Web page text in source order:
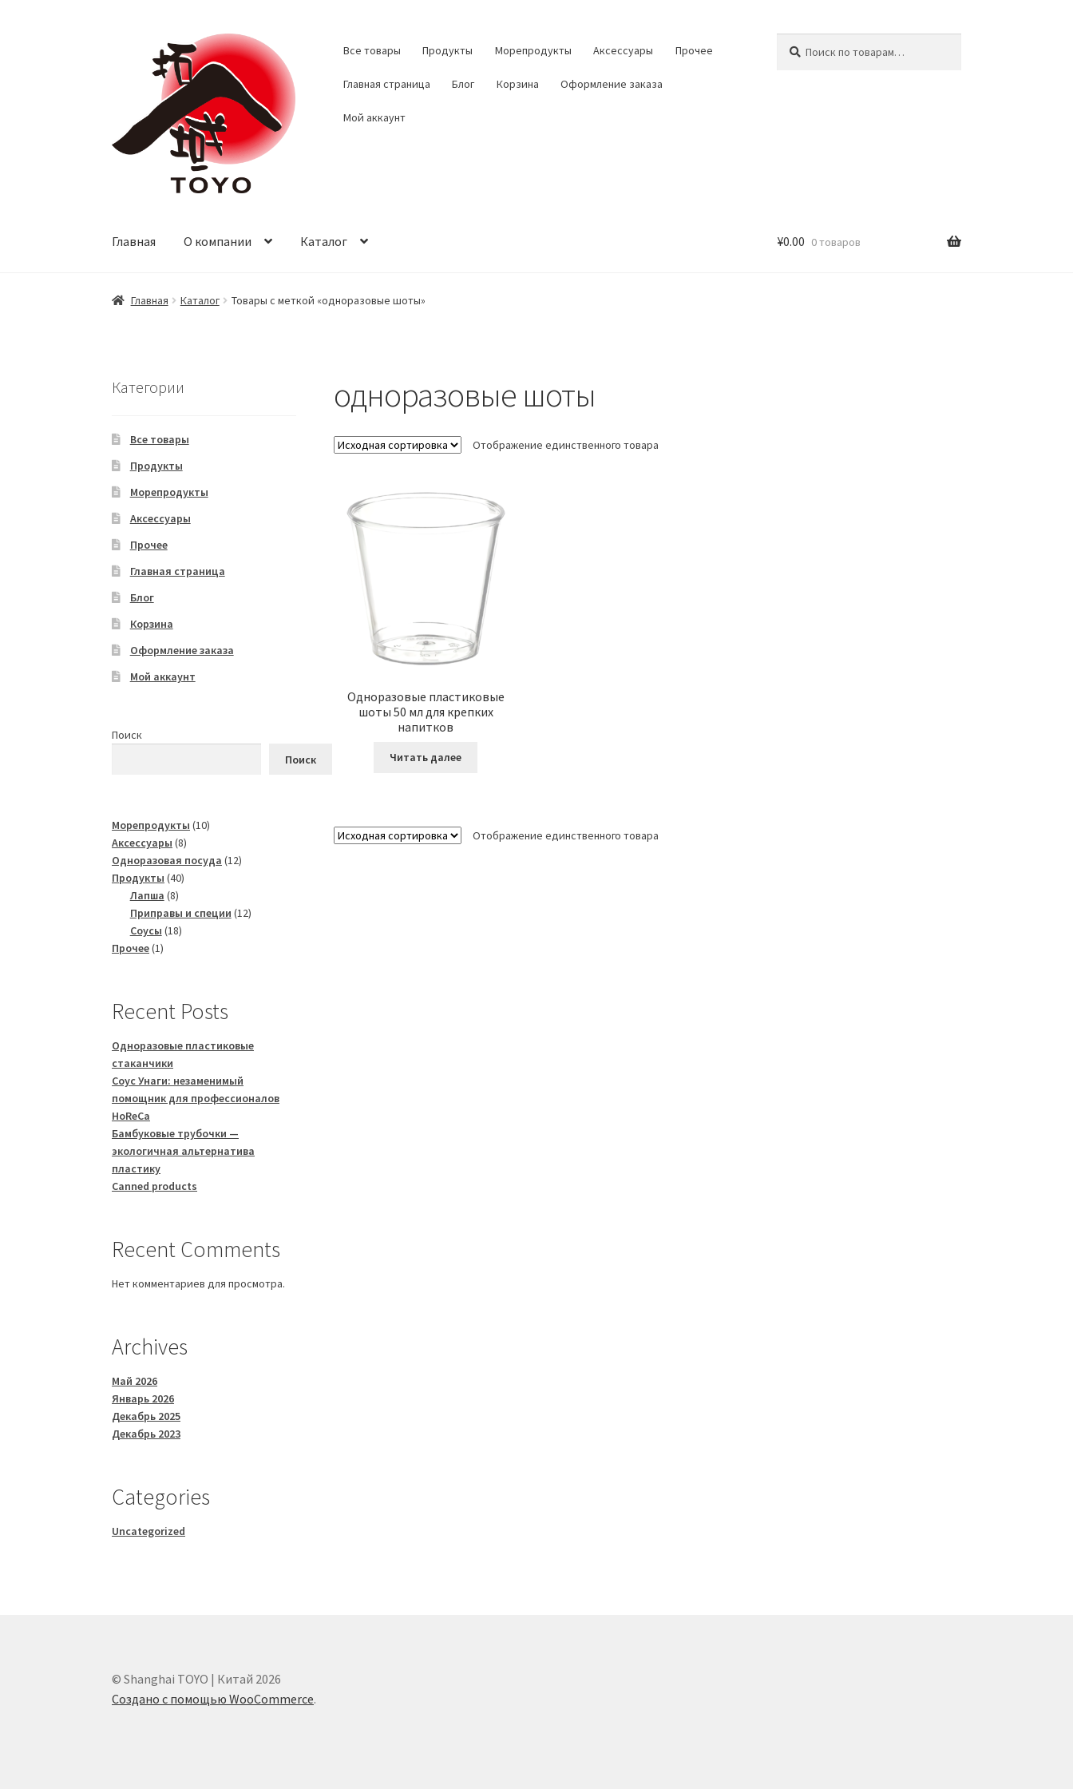
навигации
содержимому
Все товары Продукты Морепродукты Аксессуары Прочее
Главная страница Блог Корзина Оформление заказа
Мой аккаунт
Главная О компании Каталог ¥0.00 0 товаров
Главная Каталог Товары с меткой «одноразовые шоты»
одноразовые шоты
Отображение единственного товара
Одноразовые пластиковые
шоты 50 мл для крепких
напитков
Читать далее
Отображение единственного товара
Категории
Все товары
Продукты
Морепродукты
Аксессуары
Прочее
Главная страница
Блог
Корзина
Оформление заказа
Мой аккаунт
Поиск
Поиск
Морепродукты 1010
Аксессуары 88
товаров
Одноразовая посуда 1212
Продукты 4040
Лапша 88
товаров
Приправы и специи 1212
Соусы 1818
Прочее 11
Recent Posts
Одноразовые пластиковые
стаканчики
Соус Унаги: незаменимый
помощник для профессионалов
HoReCa
Бамбуковые трубочки —
экологичная альтернатива
пластику
Canned products
Recent Comments
Нет комментариев для просмотра.
Archives
Май 2026
Январь 2026
Декабрь 2025
Декабрь 2023
Categories
Uncategorized
© Shanghai TOYO | Китай 2026
Создано с помощью WooCommerce.